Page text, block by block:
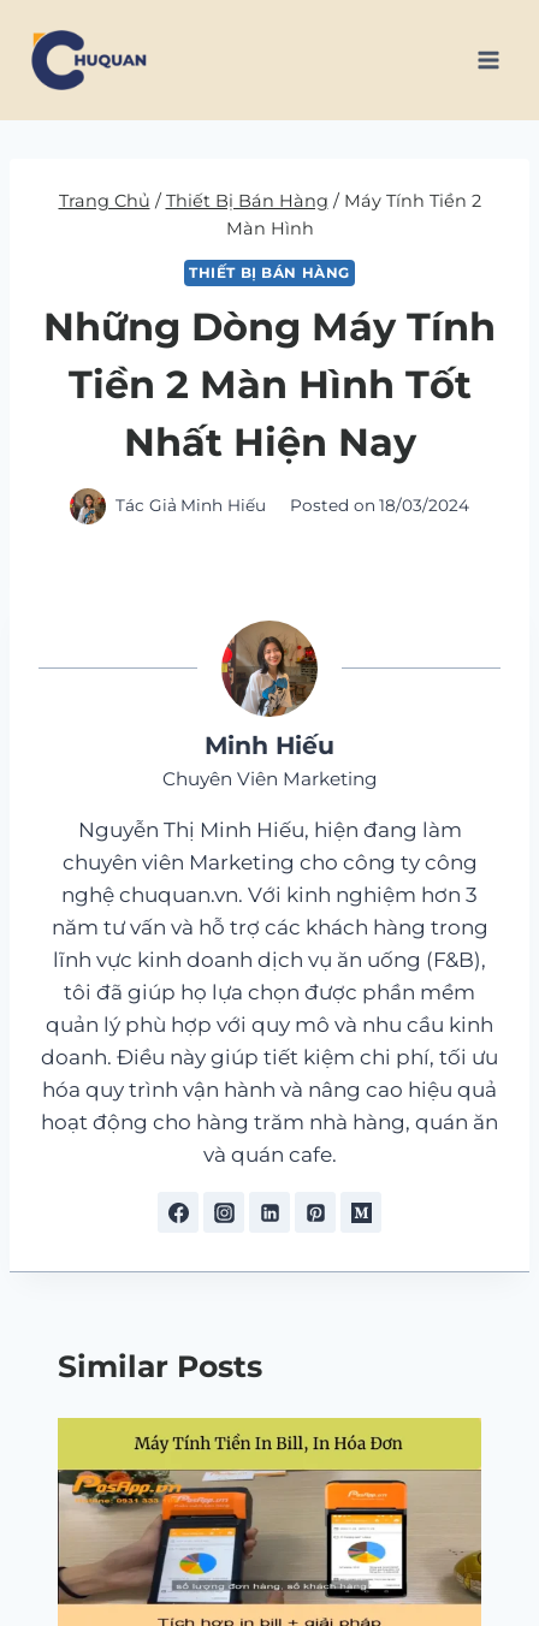
content
Trang Chủ /Thiết Bị Bán Hàng / Máy Tính Tiền 2
Màn Hình
THIẾT BỊ BÁN HÀNG
Những Dòng Máy Tính
Tiền 2 Màn Hình Tốt
Nhất Hiện Nay
Tác Giả Minh Hiếu Posted on 18/03/2024
Minh Hiếu
Chuyên Viên Marketing
Nguyễn Thị Minh Hiếu, hiện đang làm
chuyên viên Marketing cho công ty công
nghệ chuquan.vn. Với kinh nghiệm hơn 3
năm tư vấn và hỗ trợ các khách hàng trong
lĩnh vực kinh doanh dịch vụ ăn uống (F&B),
tôi đã giúp họ lựa chọn được phần mềm
quản lý phù hợp với quy mô và nhu cầu kinh
doanh. Điều này giúp tiết kiệm chi phí, tối ưu
hóa quy trình vận hành và nâng cao hiệu quả
hoạt động cho hàng trăm nhà hàng, quán ăn
và quán cafe.
Similar Posts